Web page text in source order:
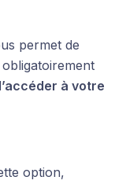
permet de
à votre
option,